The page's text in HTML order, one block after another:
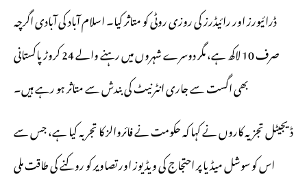
ڈرائیورز اور رائیڈرز کی روزی روٹی کو متاثر کیا۔ اسلام آباد کی آبادی اگرچہ
صرف 10 لاکھ ہے، مگر دوسرے شہروں میں رہنے والے 24 کروڑ پاکستانی
بھی اگست سے جاری انٹرنیٹ کی بندش سے متاثر ہو رہے ہیں۔
ڈیجیٹل تجزیہ کاروں نے کہا کہ حکومت نے فائروالز کا تجربہ کیا ہے، جس سے
اس کو سوشل میڈیا پر احتجاج کی ویڈیوز اور تصاویر کو روکنے کی طاقت ملی